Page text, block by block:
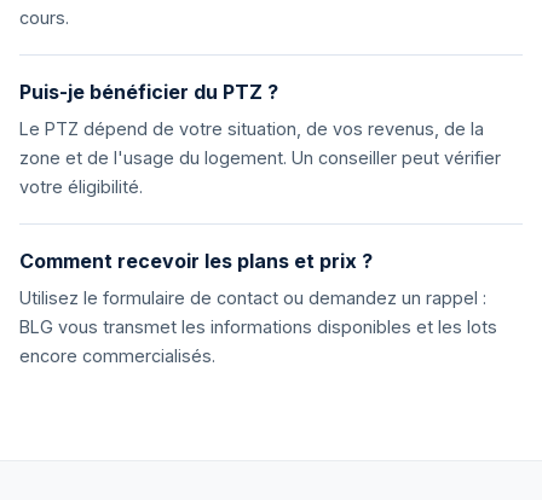
cours.
Puis-je bénéficier du PTZ ?
Le PTZ dépend de votre situation, de vos revenus, de la
zone et de l'usage du logement. Un conseiller peut vérifier
votre éligibilité.
Comment recevoir les plans et prix ?
Utilisez le formulaire de contact ou demandez un rappel :
BLG vous transmet les informations disponibles et les lots
encore commercialisés.